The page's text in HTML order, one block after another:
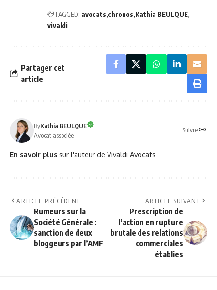
TAGGED: avocats chronos Kathia BEULQUE
vivaldi
Partager cet
article
ByKathia BEULQUE
Avocat associée
Suivre
En savoir plus sur l'auteur de Vivaldi Avocats
ARTICLE PRÉCÉDENT
Rumeurs sur la
Société Générale :
sanction de deux
bloggeurs par l’AMF
ARTICLE SUIVANT
Prescription de
l’action en rupture
brutale des relations
commerciales
établies